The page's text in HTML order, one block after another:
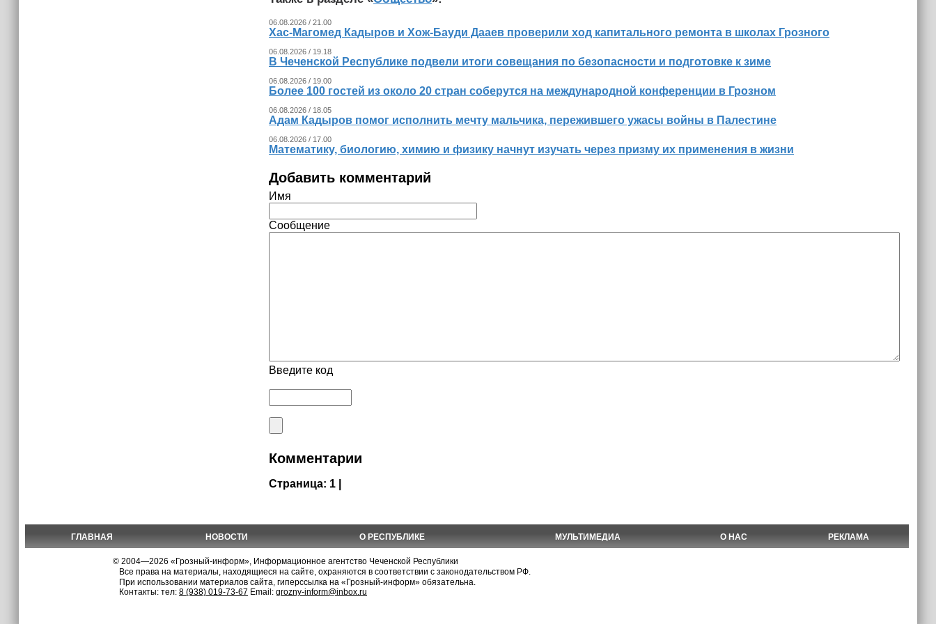
06.08.2026 / 21.00
Хас-Магомед Кадыров и Хож-Бауди Дааев проверили ход капитального ремонта в школах Грозного
06.08.2026 / 19.18
В Чеченской Республике подвели итоги совещания по безопасности и подготовке к зиме
06.08.2026 / 19.00
Более 100 гостей из около 20 стран соберутся на международной конференции в Грозном
06.08.2026 / 18.05
Адам Кадыров помог исполнить мечту мальчика, пережившего ужасы войны в Палестине
06.08.2026 / 17.00
Математику, биологию, химию и физику начнут изучать через призму их применения в жизни
Добавить комментарий
Имя
Сообщение
Введите код
Комментарии
Страница: 1 |
ГЛАВНАЯ НОВОСТИ О РЕСПУБЛИКЕ МУЛЬТИМЕДИА О НАС РЕКЛАМА
© 2004—2026 «Грозный-информ», Информационное агентство Чеченской Республики
Все права на материалы, находящиеся на сайте, охраняются в соответствии с законодательством РФ.
При использовании материалов сайта, гиперссылка на «Грозный-информ» обязательна.
Контакты: тел: 8 (938) 019-73-67 Email: grozny-inform@inbox.ru